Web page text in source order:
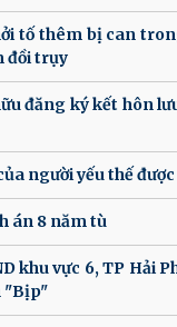
tố thêm bị can
đồi trụy
đăng ký kết hôn
người yếu thế
án 8 năm tù
khu vực 6, TP Hải
"Bịp"